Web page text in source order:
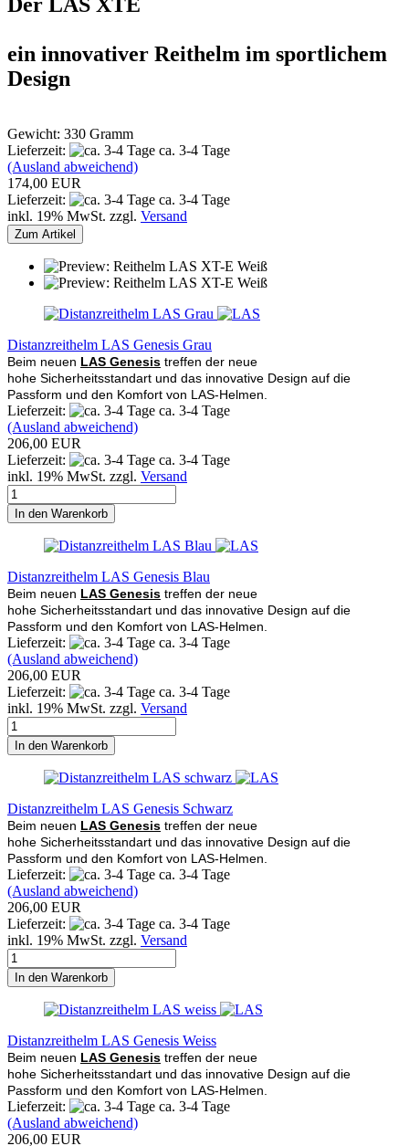
Der LAS XTE
ein innovativer Reithelm im sportlichem
Design
Gewicht: 330 Gramm
Lieferzeit:
ca. 3-4 Tage
(Ausland abweichend)
174,00 EUR
Lieferzeit:
ca. 3-4 Tage
inkl. 19% MwSt. zzgl. Versand
Zum Artikel
Distanzreithelm LAS Genesis Grau
Beim neuen LAS Genesis treffen der neue
hohe Sicherheitsstandart und das innovative Design auf die
Passform und den Komfort von LAS-Helmen.
Lieferzeit:
ca. 3-4 Tage
(Ausland abweichend)
206,00 EUR
Lieferzeit:
ca. 3-4 Tage
inkl. 19% MwSt. zzgl. Versand
In den Warenkorb
Distanzreithelm LAS Genesis Blau
Beim neuen LAS Genesis treffen der neue
hohe Sicherheitsstandart und das innovative Design auf die
Passform und den Komfort von LAS-Helmen.
Lieferzeit:
ca. 3-4 Tage
(Ausland abweichend)
206,00 EUR
Lieferzeit:
ca. 3-4 Tage
inkl. 19% MwSt. zzgl. Versand
In den Warenkorb
Distanzreithelm LAS Genesis Schwarz
Beim neuen LAS Genesis treffen der neue
hohe Sicherheitsstandart und das innovative Design auf die
Passform und den Komfort von LAS-Helmen.
Lieferzeit:
ca. 3-4 Tage
(Ausland abweichend)
206,00 EUR
Lieferzeit:
ca. 3-4 Tage
inkl. 19% MwSt. zzgl. Versand
In den Warenkorb
Distanzreithelm LAS Genesis Weiss
Beim neuen LAS Genesis treffen der neue
hohe Sicherheitsstandart und das innovative Design auf die
Passform und den Komfort von LAS-Helmen.
Lieferzeit:
ca. 3-4 Tage
(Ausland abweichend)
206,00 EUR